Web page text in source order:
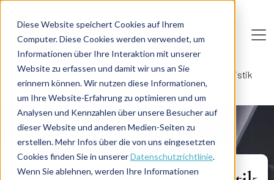
Diese Website speichert Cookies auf Ihrem
Computer. Diese Cookies werden verwendet, um
Informationen über Ihre Interaktion mit unserer
Website zu erfassen und damit wir uns an Sie
erinnern können. Wir nutzen diese Informationen,
um Ihre Website-Erfahrung zu optimieren und um
Analysen und Kennzahlen über unsere Besucher auf
dieser Website und anderen Medien-Seiten zu
erstellen. Mehr Infos über die von uns eingesetzten
Cookies finden Sie in unsererDatenschutzrichtlinie.
Wenn Sie ablehnen, werden Ihre Informationen
Deutsc he Interim AG
Home Fachbereiche Operations Management
Logistik
LÖSUNG